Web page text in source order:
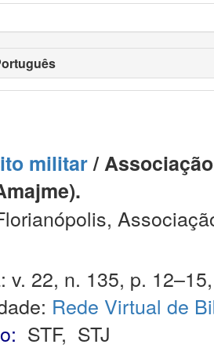
militar/
v. 22, n. 135, p.
Rede Virtual de
STF, STJ